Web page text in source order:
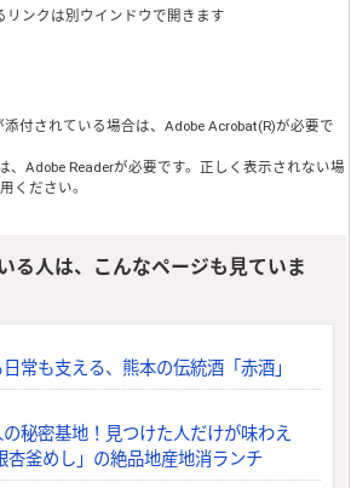
リンクは別ウインドウで開きます
添付されている場合は、Adobe Acrobat(R)が必要で
、Adobe Readerが必要です。正しく表示されない場
ください。
る人は、こんなページも見ていま
常も支える、熊本の伝統酒「赤酒」
の秘密基地！見つけた人だけが味わえ
杏釜めし」の絶品地産地消ランチ